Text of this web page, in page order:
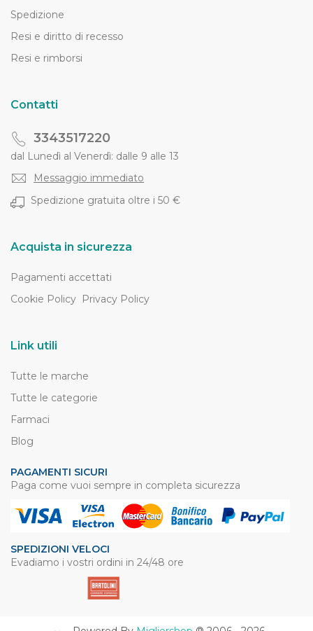
Spedizione
Resi e diritto di recesso
Resi e rimborsi
Contatti
3343517220
dal Lunedì al Venerdì: dalle 9 alle 13
Messaggio immediato
Spedizione gratuita oltre i 50 €
Acquista in sicurezza
Pagamenti accettati
Cookie Policy Privacy Policy
Link utili
Tutte le marche
Tutte le categorie
Farmaci
Blog
PAGAMENTI SICURI
Paga come vuoi sempre in completa sicurezza
SPEDIZIONI VELOCI
Evadiamo i vostri ordini in 24/48 ore